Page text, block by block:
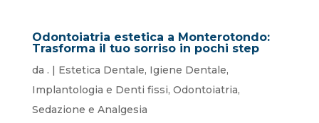
Odontoiatria estetica a Monterotondo:
Trasforma il tuo sorriso in pochi step
da . | Estetica Dentale, Igiene Dentale,
Implantologia e Denti fissi, Odontoiatria,
Sedazione e Analgesia